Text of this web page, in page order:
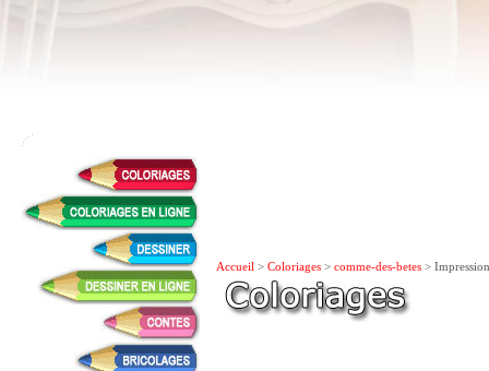
Accueil > Coloriages > comme-des-betes >